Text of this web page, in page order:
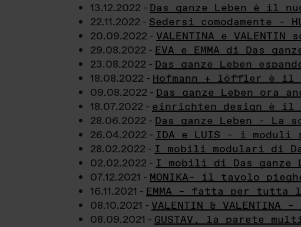
13.12.2022 - Das ganze Leben è il
22.11.2022 - Sedersi comodamente –
20.09.2022 - VALENTINA e
29.08.2022 - EVA e EMMA di Das
23.08.2022 - Das ganze Leben
18.08.2022 - Hofmann + löffler è il
09.08.2022 - Das ganze Leben ora
18.07.2022 - einrichten design è il
28.06.2022 - Das ganze Leben - La
26.04.2022 - IDA e LUIS - i moduli
28.02.2022 - I mobili modulari di
02.02.2022 - I mobili di Das ganze
07.12.2021 - MONIKA– il tavolo
16.11.2021 - EMMA – fatta per tutta
08.10.2021 - VALENTIN &
08.09.2021 - GUSTAV, la parete